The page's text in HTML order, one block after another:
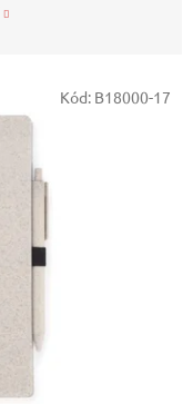
Kód: B18000-17